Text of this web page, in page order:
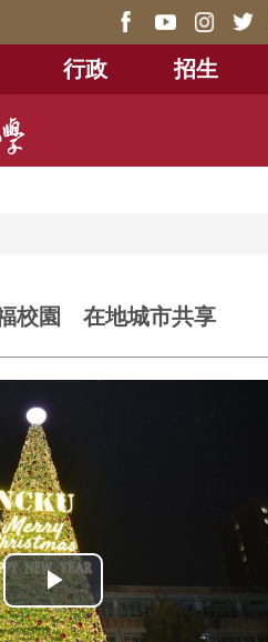
行政 招生
校園 在地城市共享